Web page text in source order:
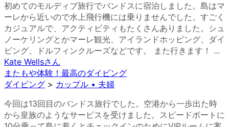
初めてのモルディブ旅行でバンドスに宿泊しました。島はマ
ーレから近いので水上飛行機には乗りませんでした。すごく
カジュアルで、アクティビティもたくさんありました。シュ
ノーケリングとかマーレ観光、アイランドホッピング、ダイ
ビング、ドルフィンクルーズなどです。 また行きます！ ...
Kate Wellsさん
またもや体験！最高のダイビング
ダイビング > カップル • 夫婦
今回は13回目のバンドス旅行でした。空港から一歩出た時
から皇族のようなサービスを受けました。スピードボートに